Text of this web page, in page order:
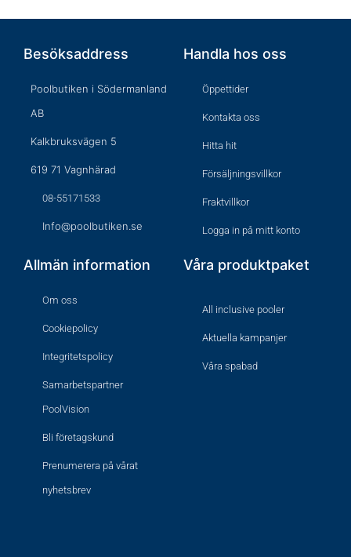
Besöksaddress
Poolbutiken i Södermanland
AB
Kalkbruksvägen 5
619 71 Vagnhärad
08-55171533
Info@poolbutiken.se
Handla hos oss
Öppettider
Kontakta oss
Hitta hit
Försäljningsvillkor
Fraktvillkor
Logga in på mitt konto
Allmän information
Om oss
Cookiepolicy
Integritetspolicy
Samarbetspartner
PoolVision
Bli företagskund
Prenumerera på vårat
nyhetsbrev
Våra produktpaket
All inclusive pooler
Aktuella kampanjer
Våra spabad